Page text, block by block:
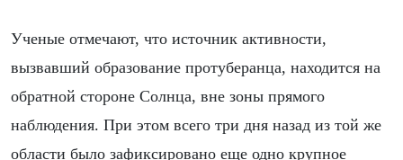
Ученые отмечают, что источник активности,
вызвавший образование протуберанца, находится на
обратной стороне Солнца, вне зоны прямого
наблюдения. При этом всего три дня назад из той же
области было зафиксировано еще одно крупное